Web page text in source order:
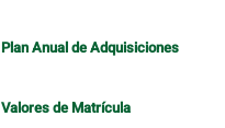
Plan Anual de Adquisiciones
Valores de Matrícula